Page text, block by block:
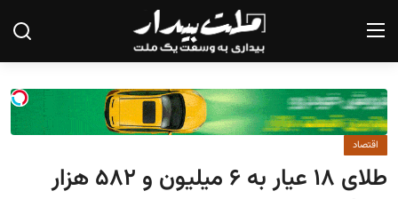
صفحه نخست
درباره ما
تماس با ما
اقتصاد
طلای ۱۸ عیار به ۶ میلیون و ۵۸۲ هزار